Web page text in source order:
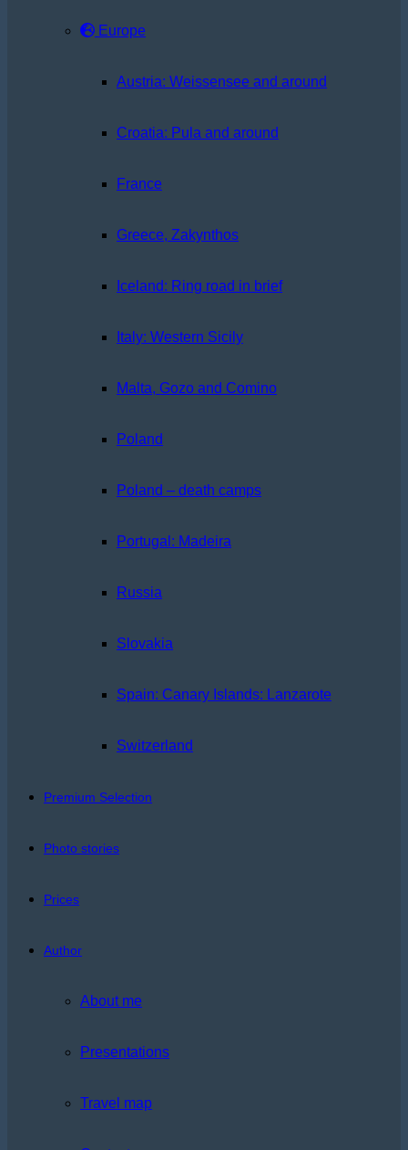
Europe
Austria: Weissensee and around
Croatia: Pula and around
France
Greece, Zakynthos
Iceland: Ring road in brief
Italy: Western Sicily
Malta, Gozo and Comino
Poland
Poland – death camps
Portugal: Madeira
Russia
Slovakia
Spain: Canary Islands: Lanzarote
Switzerland
Premium Selection
Photo stories
Prices
Author
About me
Presentations
Travel map